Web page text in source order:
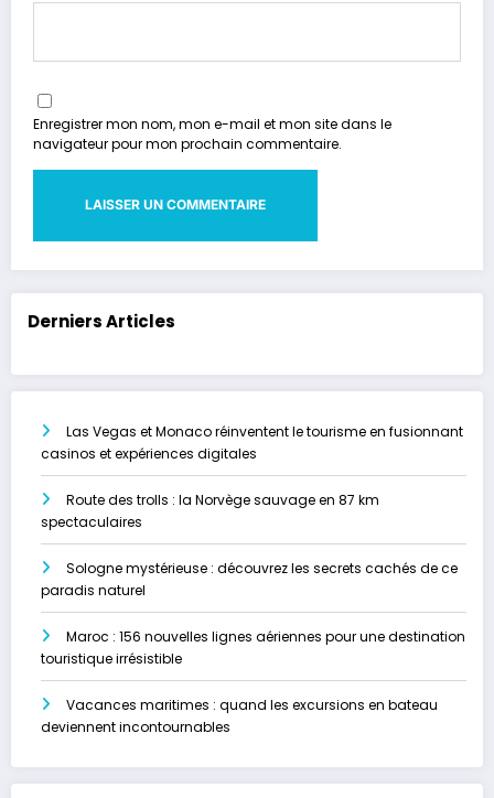
Enregistrer mon nom, mon e-mail et mon site dans le
navigateur pour mon prochain commentaire.
Derniers Articles
Las Vegas et Monaco réinventent le tourisme en fusionnant
casinos et expériences digitales
Route des trolls : la Norvège sauvage en 87 km
spectaculaires
Sologne mystérieuse : découvrez les secrets cachés de ce
paradis naturel
Maroc : 156 nouvelles lignes aériennes pour une destination
touristique irrésistible
Vacances maritimes : quand les excursions en bateau
deviennent incontournables